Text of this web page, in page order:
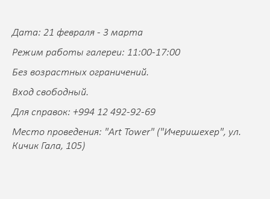
Дата: 21 февраля - 3 марта
Режим работы галереи: 11:00-17:00
Без возрастных ограничений.
Вход свободный.
Для справок: +994 12 492-92-69
Место проведения: "Art Tower" ("Ичеришехер", ул.
Кичик Гала, 105)